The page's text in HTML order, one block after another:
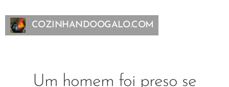
COZINHANDOOGALO.COM
Um homem foi preso se